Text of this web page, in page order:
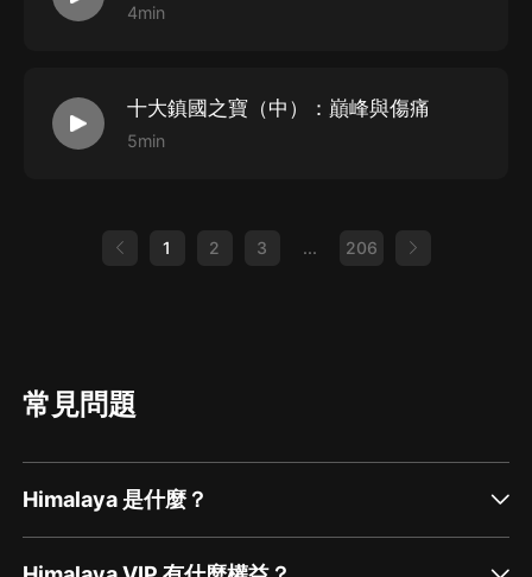
4min
十大鎮國之寶（中）：巔峰與傷痛
5min
1 2 3 ... 206
常見問題
Himalaya 是什麼？